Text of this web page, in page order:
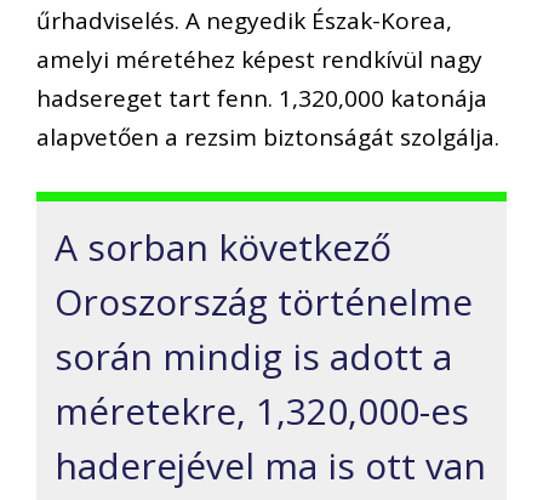
űrhadviselés. A negyedik Észak-Korea,
amelyi méretéhez képest rendkívül nagy
hadsereget tart fenn. 1,320,000 katonája
alapvetően a rezsim biztonságát szolgálja.
A sorban következő
Oroszország történelme
során mindig is adott a
méretekre, 1,320,000-es
haderejével ma is ott van